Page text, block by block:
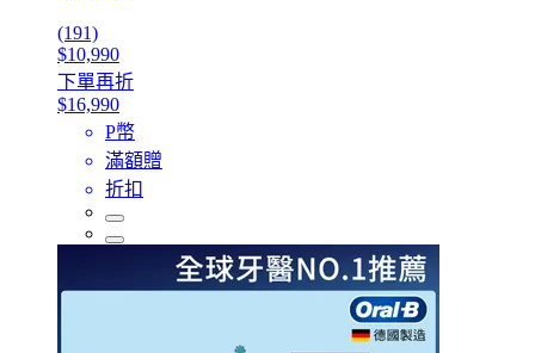
(191)
$10,990
下單再折
$16,990
P幣
滿額贈
折扣